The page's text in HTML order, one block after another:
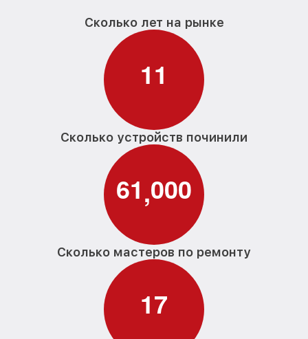
Сколько лет на рынке
11
Сколько устройств починили
61,000
Сколько мастеров по ремонту
17